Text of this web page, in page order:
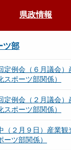
県政情報
ツ部
定例会（６月議会）
スポーツ部関係）
定例会（２月議会）
スポーツ部関係）
（２月９日）産業観
ーツ部関係）